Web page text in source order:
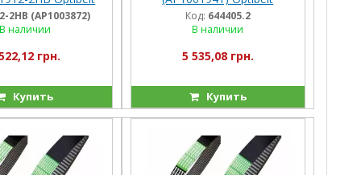
Палесье-812,
1218
2НВ (AP1003872)
В наличии
грн.
Купить
(Германия), Dom108/118
Код: 644405.2
В наличии
5 535,08 грн.
Купить